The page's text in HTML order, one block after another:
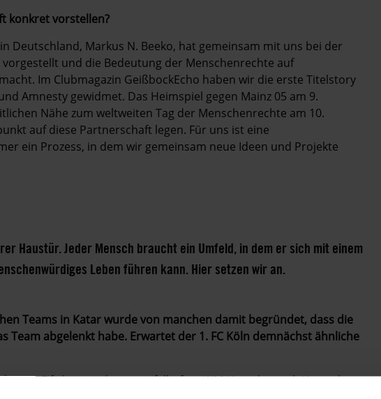
konkret vorstellen?
Deutschland, Markus N. Beeko, hat gemeinsam mit uns bei der
und die Bedeutung der Menschenrechte auf
Im Clubmagazin GeißbockEcho haben wir die erste Titelstory
Amnesty gewidmet. Das Heimspiel gegen Mainz 05 am 9.
Nähe zum weltweiten Tag der Menschenrechte am 10.
auf diese Partnerschaft legen. Für uns ist eine
ein Prozess, in dem wir gemeinsam neue Ideen und Projekte
Haustür. Jeder Mensch braucht ein Umfeld, in dem er sich mit einem
Leben führen kann. Hier setzen wir an.
Teams in Katar wurde von manchen damit begründet, dass die
Team abgelenkt habe. Erwartet der 1. FC Köln demnächst ähnliche
Die Fifa hat mit ihrer zweifelhaften WM-Vergabe nach Katar die